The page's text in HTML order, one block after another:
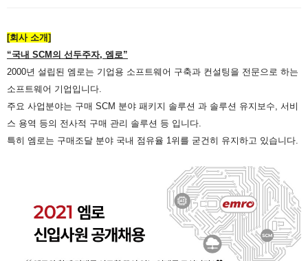
[회사 소개]
“국내 SCM의 선두주자, 엠로”
2000년 설립된 엠로는 기업용 소프트웨어 구축과 컨설팅을 전문으로 하는
소프트웨어 기업입니다.
주요 사업분야는 구매 SCM 분야 패키지 솔루션 과 솔루션 유지보수, 서비
스 용역 등의 전사적 구매 관리 솔루션 등 입니다.
특히 엠로는 구매조달 분야 국내 점유율 1위를 굳건히 유지하고 있습니다.